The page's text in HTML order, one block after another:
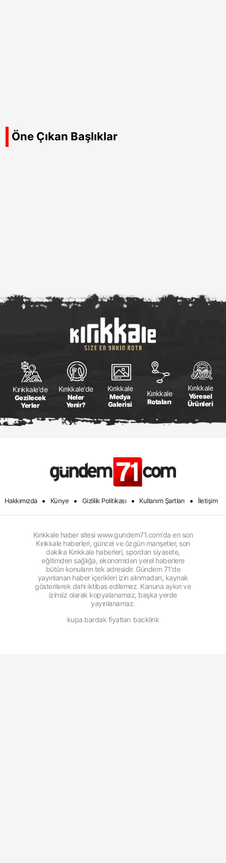
Öne Çıkan Başlıklar
Kırıkkale'de
Gezilecek
Yerler
Kırıkkale'de
Neler
Yenir?
Kırıkkale
Medya
Galerisi
Kırıkkale
Rotaları
Kırıkkale
Yöresel
Ürünleri
Hakkımızda • Künye • Gizlilik Politikası • Kullanım Şartları • İletişim
Kırıkkale haber sitesi www.gundem71.com'da en son
Kırıkkale haberleri, güncel ve özgün manşetler, son
dakika Kırıkkale haberleri, spordan siyasete,
eğitimden sağlığa, ekonomiden yerel haberlere
bütün konuların tek adresidir. Gündem 71'de
yayınlanan haber içerikleri izin alınmadan, kaynak
gösterilerek dahi iktibas edilemez. Kanuna aykırı ve
izinsiz olarak kopyalanamaz, başka yerde
yayınlanamaz.
kupa bardak fiyatları backlink